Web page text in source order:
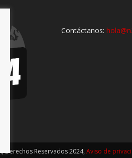
Contáctanos:
Derechos Reservados 2024, Aviso de